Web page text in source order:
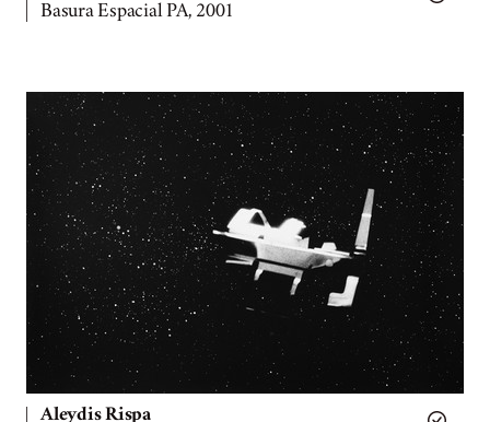
Basura Espacial PA, 2001
Aleydis Rispa